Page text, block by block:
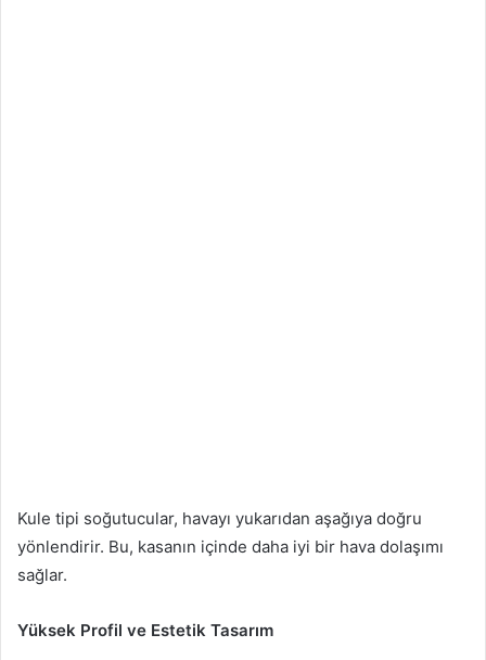
Kule tipi soğutucular, havayı yukarıdan aşağıya doğru
yönlendirir. Bu, kasanın içinde daha iyi bir hava dolaşımı
sağlar.
Yüksek Profil ve Estetik Tasarım